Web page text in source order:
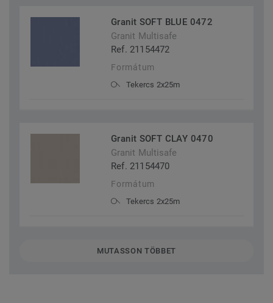
Granit SOFT BLUE 0472
Granit Multisafe
Ref. 21154472
Formátum
Tekercs 2x25m
Granit SOFT CLAY 0470
Granit Multisafe
Ref. 21154470
Formátum
Tekercs 2x25m
MUTASSON TÖBBET